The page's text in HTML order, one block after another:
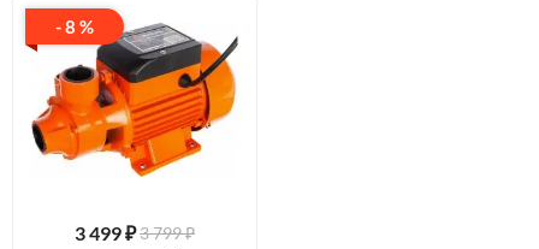
- 8 %
3 499₽3 799 ₽